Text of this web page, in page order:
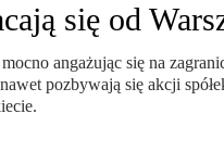
się od
angażując się na
pozbywają się akcji